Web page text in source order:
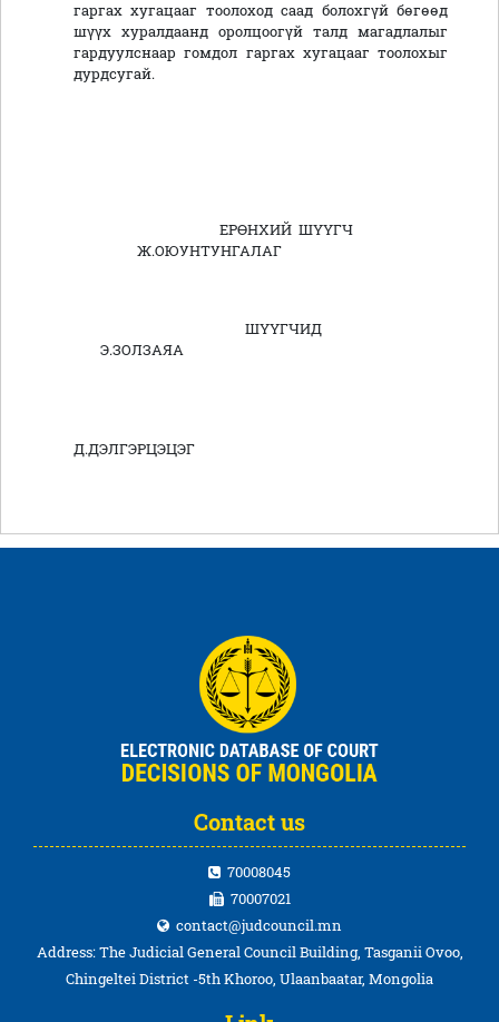
гаргах хугацааг тоолоход саад болохгүй бөгөөд
шүүх хуралдаанд оролцоогүй талд магадлалыг
гардуулснаар гомдол гаргах хугацааг тоолохыг
дурдсугай.
ЕРӨНХИЙ ШҮҮГЧ
Ж.ОЮУНТУНГАЛАГ
ШҮҮГЧИД
Э.ЗОЛЗАЯА
Д.ДЭЛГЭРЦЭЦЭГ
Contact us
70008045
70007021
contact@judcouncil.mn
Address: The Judicial General Council Building, Tasganii Ovoo,
Chingeltei District -5th Khoroo, Ulaanbaatar, Mongolia